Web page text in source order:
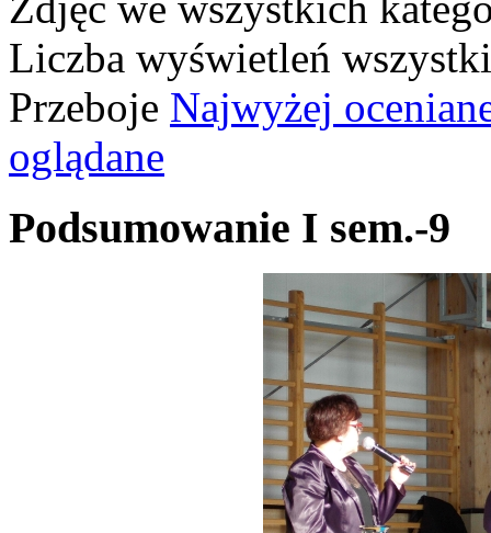
Liczba wyświetleń
Przeboje Najwyżej
oglądane
Podsumowanie I sem.-9